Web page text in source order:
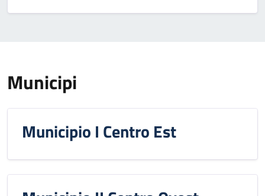
Municipi
Municipio I Centro Est